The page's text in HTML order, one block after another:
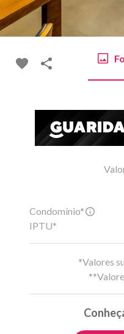
Condomínio*
IPTU*
*Valores